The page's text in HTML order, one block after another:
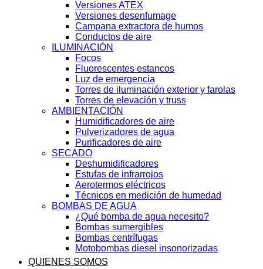
Versiones ATEX
Versiones desenfumage
Campana extractora de humos
Conductos de aire
ILUMINACIÓN
Focos
Fluorescentes estancos
Luz de emergencia
Torres de iluminación exterior y farolas
Torres de elevación y truss
AMBIENTACIÓN
Humidificadores de aire
Pulverizadores de agua
Purificadores de aire
SECADO
Deshumidificadores
Estufas de infrarrojos
Aerotermos eléctricos
Técnicos en medición de humedad
BOMBAS DE AGUA
¿Qué bomba de agua necesito?
Bombas sumergibles
Bombas centrífugas
Motobombas diesel insonorizadas
QUIENES SOMOS